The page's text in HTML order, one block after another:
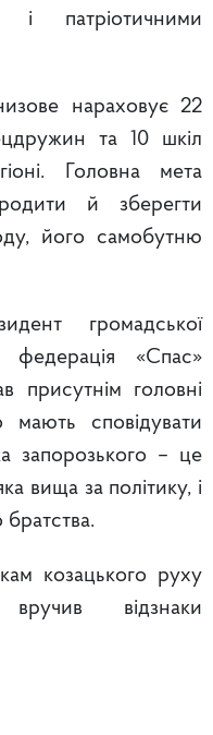
і патріотичними
нараховує 22
та 10 шкіл
Головна мета
й зберегти
його самобутню
громадської
федерація «Спас»
присутнім головні
мають сповідувати
запорозького – це
вища за політику, і
братства.
козацького руху
відзнаки